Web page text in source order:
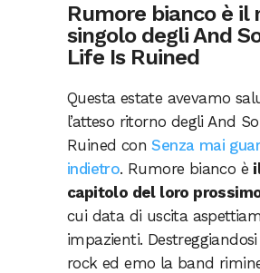
Rumore bianco è il
singolo degli And
Life Is Ruined
Questa estate avevamo
l’atteso ritorno degli And
Ruined conSenza mai
indietro. Rumore bianco è
capitolo del loro
cui data di uscita
impazienti.
rock ed emo la band